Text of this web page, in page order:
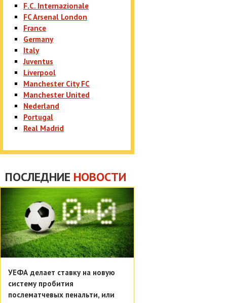
F.C. Internazionale
FC Arsenal London
France
Germany
Italy
Juventus
Liverpool
Manchester City FC
Manchester United
Nederland
Portugal
Real Madrid
ПОСЛЕДНИЕ НОВОСТИ
УЕФА делает ставку на новую
систему пробития
послематчевых пенальти, или